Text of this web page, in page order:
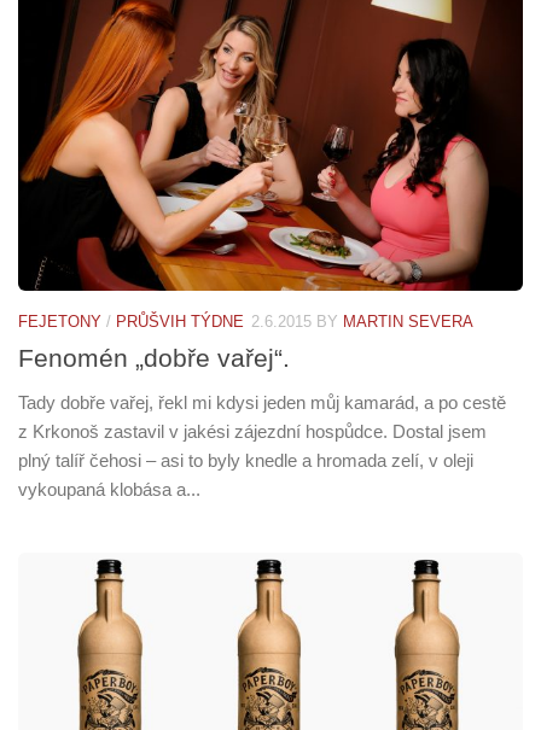
FEJETONY / PRŮŠVIH TÝDNE 2.6.2015 BY MARTIN SEVERA
Fenomén „dobře vařej“.
Tady dobře vařej, řekl mi kdysi jeden můj kamarád, a po cestě
z Krkonoš zastavil v jakési zájezdní hospůdce. Dostal jsem
plný talíř čehosi – asi to byly knedle a hromada zelí, v oleji
vykoupaná klobása a...